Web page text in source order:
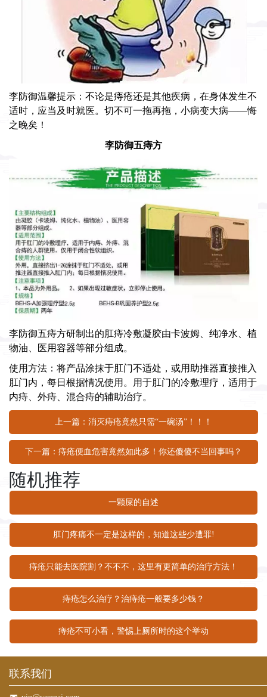
李防御温馨提示：不论是痔疮还是其他疾病，在身体发生不
适时，应当及时就医。切不可一拖再拖，小病变大病——悔
之晚矣！
李防御五痔方
李防御五痔方研制出的肛痔冷敷凝胶由卡波姆、纯净水、植
物油、医用容器等部分组成。
使用方法：将产品涂抹于肛门不适处，或用助推器直接推入
肛门内，每日根据情况使用。用于肛门的冷敷理疗，适用于
内痔、外痔、混合痔的辅助治疗。
上一篇：消灭痔疮竟然只需“一碗汤”！！！
下一篇：痔疮便血危害竟然如此多！你还傻傻不当回事吗？
随机推荐
一颗屎的自述
肛门疼痛不一定是这样的，知道这些少遭罪!
痔疮只能去医院割？不不不，这里有更简单的治疗方法！
痔疮怎么治疗？治痔疮一般要多少钱？
痔疮不可小看，警惕上厕所时的这个举动
联系我们